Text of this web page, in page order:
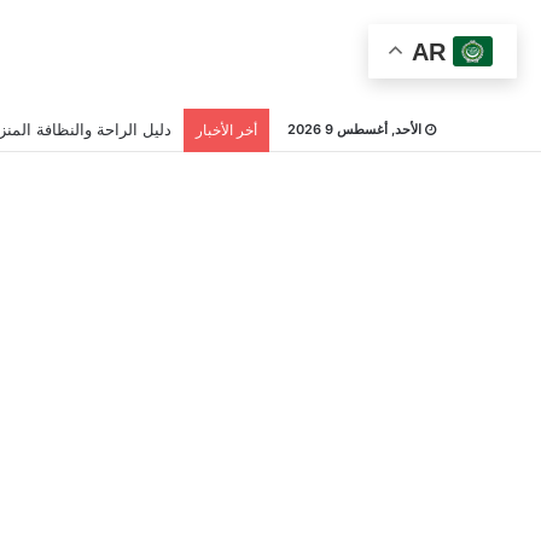
الأحد, أغسطس 9 2026 أخر الأخبار دليل الراحة والنظافة
AR